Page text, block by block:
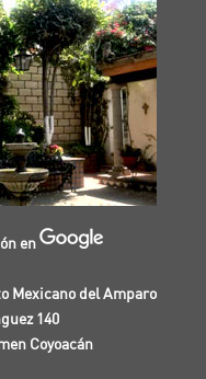
en
Mexicano del Amparo
140
Coyoacán